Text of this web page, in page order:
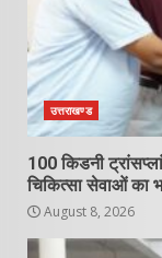
उत्तराखण्ड
100 किडनी
चिकित्सा सेवाओं का
August 8, 2026